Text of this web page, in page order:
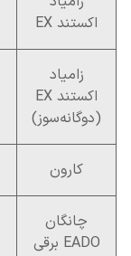
اکستند EX
زامیاد
اکستند EX
(دوگانه‌سوز)
کارون
چانگان
EADO برقی